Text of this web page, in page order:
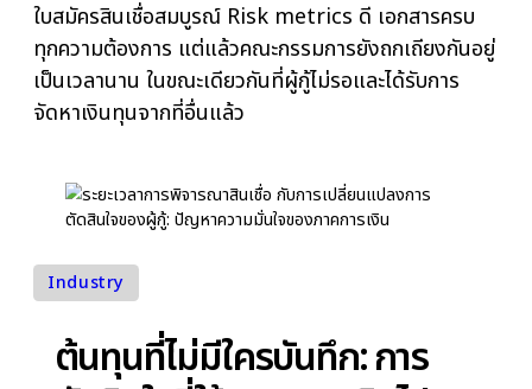
ตัดสินใจของผู้กู้:
ปัญหาความมั่นใจ
ของภาคการเงิน
ใบสมัครสินเชื่อสมบูรณ์ Risk metrics ดี เอกสารครบ
เป็นเวลานาน ในขณะเดียวกันที่ผู้กู้ไม่รอและได้รับการ